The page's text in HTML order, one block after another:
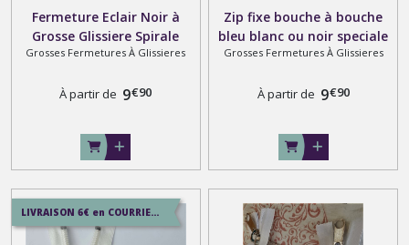
Fermeture Eclair Noir à
Grosse Glissiere Spirale
Numero 10 spécial camping
centimetres
Grosses Fermetures À Glissieres
À partir de 9€90
Zip fixe bouche à bouche
bleu blanc ou noir speciale
combinaison sur mesure
Grosses Fermetures À Glissieres
À partir de 9€90
LIVRAISON 6€ en COURRIER SUIVI , 8.5€ en SERVICE+ , 12.9€ en COLISSIMO